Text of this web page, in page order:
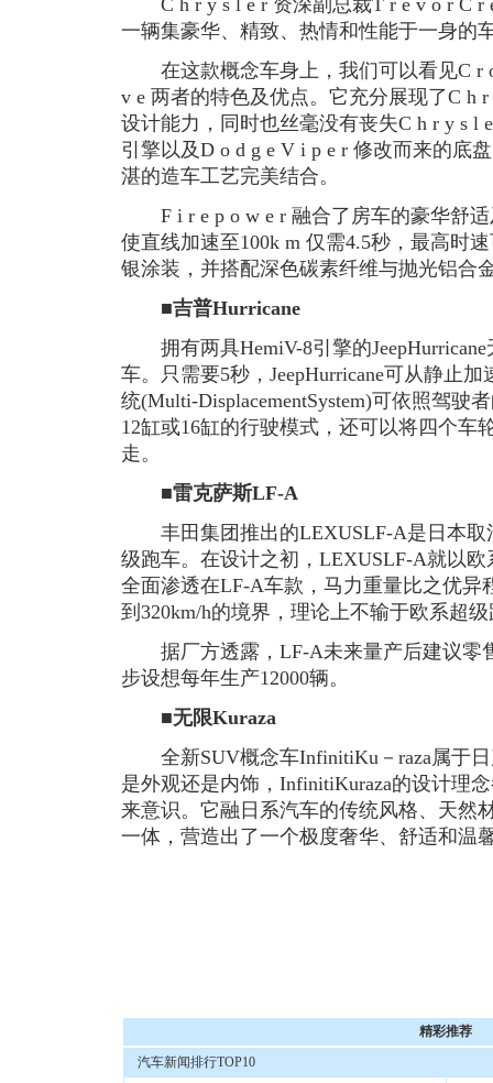
C h r y s l e r 资深副总裁T r e v o r C r
一辆集豪华、精致、热情和性能于一身的
在这款概念车身上，我们可以看见C r o
v e 两者的特色及优点。它充分展现了C h
设计能力，同时也丝毫没有丧失C h r y s l
引擎以及D o d g e V i p e r 修改而来的底
湛的造车工艺完美结合。
F i r e p o w e r 融合了房车的豪华舒适
使直线加速至100k m 仅需4.5秒，最高时
银涂装，并搭配深色碳素纤维与抛光铝合
■吉普Hurricane
拥有两具HemiV-8引擎的JeepHurricane
车。只需要5秒，JeepHurricane可从静止
统(Multi-DisplacementSystem)可依照驾驶
12缸或16缸的行驶模式，还可以将四个车
走。
■雷克萨斯LF-A
丰田集团推出的LEXUSLF-A是日本取
级跑车。在设计之初，LEXUSLF-A就以
全面渗透在LF-A车款，马力重量比之优异
到320km/h的境界，理论上不输于欧系超
据厂方透露，LF-A未来量产后建议零
步设想每年生产12000辆。
■无限Kuraza
全新SUV概念车InfinitiKu－raza属于日
是外观还是内饰，InfinitiKuraza的设计理
来意识。它融日系汽车的传统风格、天然
一体，营造出了一个极度奢华、舒适和温
精彩推荐
汽车新闻排行TOP10